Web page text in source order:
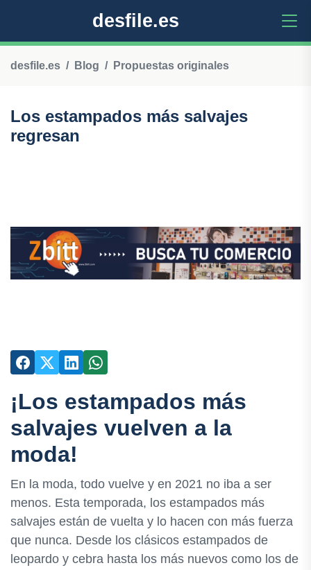
desfile.es
desfile.es Blog Propuestas originales
Los estampados más salvajes
regresan
¡Los estampados más
salvajes vuelven a la
moda!
En la moda, todo vuelve y en 2021 no iba a ser
menos. Esta temporada, los estampados más
salvajes están de vuelta y lo hacen con más fuerza
que nunca. Desde los clásicos estampados de
leopardo y cebra hasta los más nuevos como los de